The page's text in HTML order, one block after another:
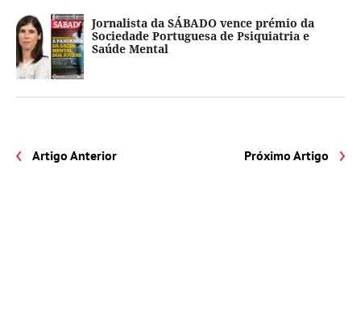
Jornalista da SÁBADO vence prémio da
Sociedade Portuguesa de Psiquiatria e
Saúde Mental
Artigo Anterior Próximo Artigo